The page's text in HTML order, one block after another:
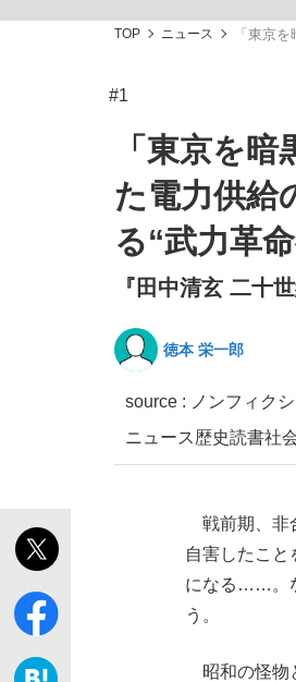
the Style
TOP ニュース 「東京
#1
「東京を
た電力供給
る“武力革
『田中清玄 二十
徳本 栄一郎
source : ノンフィク
ニュース歴史読書社
戦前期、非
自害したこと
になる……。
う。
昭和の怪物